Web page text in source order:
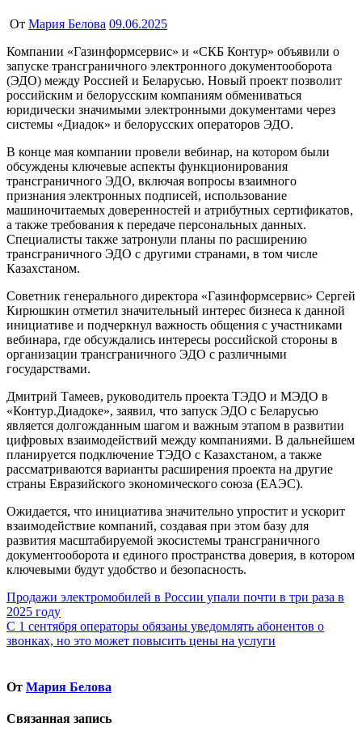
От Мария Белова 09.06.2025
Компании «Газинформсервис» и «СКБ Контур» объявили о
запуске трансграничного электронного документооборота
(ЭДО) между Россией и Беларусью. Новый проект позволит
российским и белорусским компаниям обмениваться
юридически значимыми электронными документами через
системы «Диадок» и белорусских операторов ЭДО.
В конце мая компании провели вебинар, на котором были
обсуждены ключевые аспекты функционирования
трансграничного ЭДО, включая вопросы взаимного
признания электронных подписей, использование
машиночитаемых доверенностей и атрибутных сертификатов,
а также требования к передаче персональных данных.
Специалисты также затронули планы по расширению
трансграничного ЭДО с другими странами, в том числе
Казахстаном.
Советник генерального директора «Газинформсервис» Сергей
Кирюшкин отметил значительный интерес бизнеса к данной
инициативе и подчеркнул важность общения с участниками
вебинара, где обсуждались интересы российской стороны в
организации трансграничного ЭДО с различными
государствами.
Дмитрий Тамеев, руководитель проекта ТЭДО и МЭДО в
«Контур.Диадоке», заявил, что запуск ЭДО с Беларусью
является долгожданным шагом и важным этапом в развитии
цифровых взаимодействий между компаниями. В дальнейшем
планируется подключение ТЭДО с Казахстаном, а также
рассматриваются варианты расширения проекта на другие
страны Евразийского экономического союза (ЕАЭС).
Ожидается, что инициатива значительно упростит и ускорит
взаимодействие компаний, создавая при этом базу для
развития масштабируемой экосистемы трансграничного
документооборота и единого пространства доверия, в котором
ключевыми будут удобство и безопасность.
Навигация
по
записям
Продажи электромобилей в России упали почти в три раза в
2025 году
С 1 сентября операторы обязаны уведомлять абонентов о
звонках, но это может повысить цены на услуги
От Мария Белова
Связанная запись